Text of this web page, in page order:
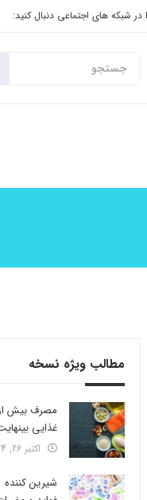
در شبکه های اجتماعی دنبال کنید:
مطالب ویژه نسخه
غذایی
اکتبر 26, 2024
شیرین